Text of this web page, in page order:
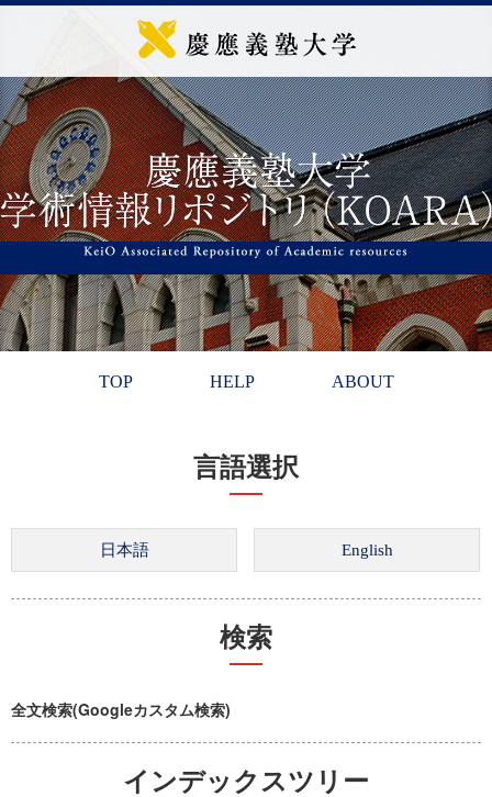
TOP HELP ABOUT
言語選択
検索
全文検索(Googleカスタム検索)
インデックスツリー